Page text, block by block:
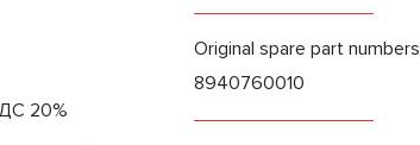
20%
Original spare part
8940760010